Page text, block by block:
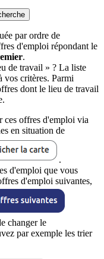
par ordre de
d'emploi répondant le
.
de travail » ? La liste
vos critères. Parmi
dont le lieu de travail
ces offres d'emploi via
en situation de
.
d'emploi que vous
d'emploi suivantes,
changer le
par exemple les trier